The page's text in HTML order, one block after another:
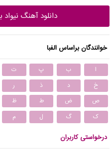
دانلود آهنگ
خوانندگان براساس الفبا
ا ب پ ت
خ
د ذ ر
ص
ض ط ظ
ک
گ ل م
درخواستی کاربران